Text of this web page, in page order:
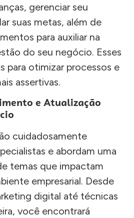
gerenciar seu
suas metas, além de
para auxiliar na
do seu negócio. Esses
para otimizar processos e
assertivas.
e Atualização
cuidadosamente
e abordam uma
temas que impactam
empresarial. Desde
digital até técnicas
você encontrará